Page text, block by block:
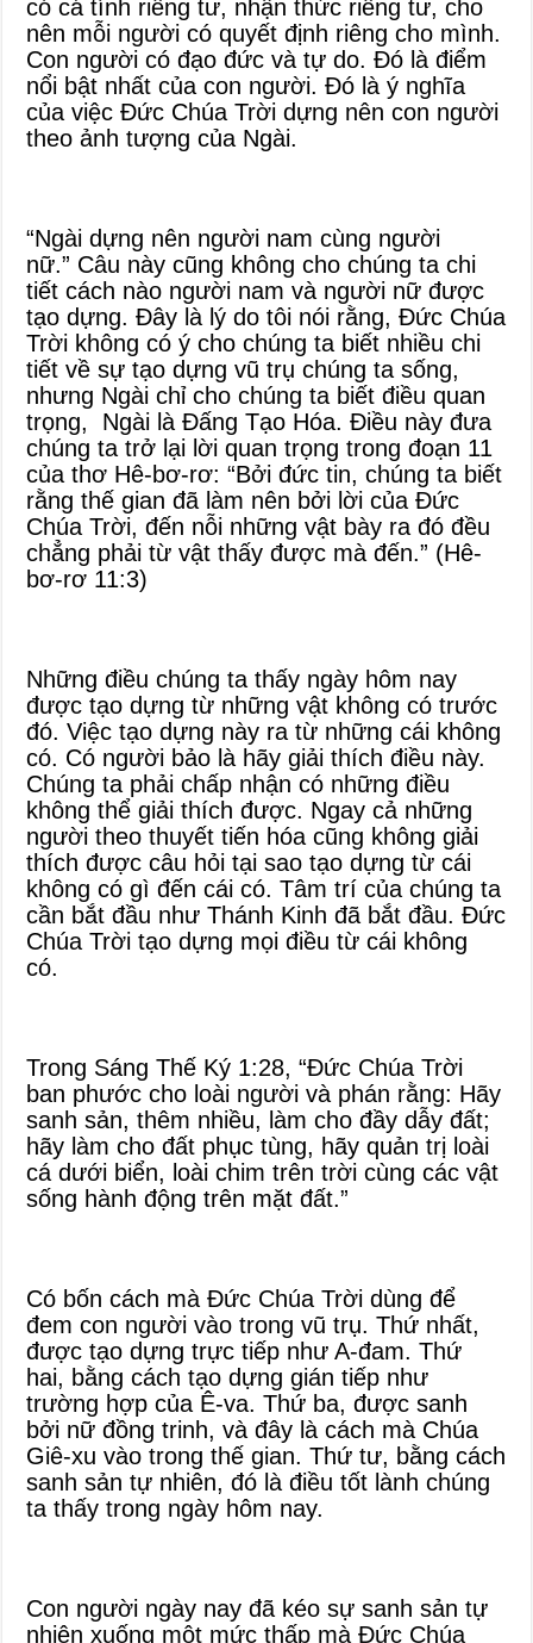
có cá tính riêng tư, nhận thức riêng tư, cho
nên mỗi người có quyết định riêng cho mình.
Con người có đạo đức và tự do. Đó là điểm
nổi bật nhất của con người. Đó là ý nghĩa
của việc Đức Chúa Trời dựng nên con người
theo ảnh tượng của Ngài.
“Ngài dựng nên người nam cùng người
nữ.” Câu này cũng không cho chúng ta chi
tiết cách nào người nam và người nữ được
tạo dựng. Đây là lý do tôi nói rằng, Đức Chúa
Trời không có ý cho chúng ta biết nhiều chi
tiết về sự tạo dựng vũ trụ chúng ta sống,
nhưng Ngài chỉ cho chúng ta biết điều quan
trọng, Ngài là Đấng Tạo Hóa. Điều này đưa
chúng ta trở lại lời quan trọng trong đoạn 11
của thơ Hê-bơ-rơ: “Bởi đức tin, chúng ta biết
rằng thế gian đã làm nên bởi lời của Đức
Chúa Trời, đến nỗi những vật bày ra đó đều
chẳng phải từ vật thấy được mà đến.” (Hê-
bơ-rơ 11:3)
Những điều chúng ta thấy ngày hôm nay
được tạo dựng từ những vật không có trước
đó. Việc tạo dựng này ra từ những cái không
có. Có người bảo là hãy giải thích điều này.
Chúng ta phải chấp nhận có những điều
không thể giải thích được. Ngay cả những
người theo thuyết tiến hóa cũng không giải
thích được câu hỏi tại sao tạo dựng từ cái
không có gì đến cái có. Tâm trí của chúng ta
cần bắt đầu như Thánh Kinh đã bắt đầu. Đức
Chúa Trời tạo dựng mọi điều từ cái không
có.
Trong Sáng Thế Ký 1:28, “Đức Chúa Trời
ban phước cho loài người và phán rằng: Hãy
sanh sản, thêm nhiều, làm cho đầy dẫy đất;
hãy làm cho đất phục tùng, hãy quản trị loài
cá dưới biển, loài chim trên trời cùng các vật
sống hành động trên mặt đất.”
Có bốn cách mà Đức Chúa Trời dùng để
đem con người vào trong vũ trụ. Thứ nhất,
được tạo dựng trực tiếp như A-đam. Thứ
hai, bằng cách tạo dựng gián tiếp như
trường hợp của Ê-va. Thứ ba, được sanh
bởi nữ đồng trinh, và đây là cách mà Chúa
Giê-xu vào trong thế gian. Thứ tư, bằng cách
sanh sản tự nhiên, đó là điều tốt lành chúng
ta thấy trong ngày hôm nay.
Con người ngày nay đã kéo sự sanh sản tự
nhiên xuống một mức thấp mà Đức Chúa